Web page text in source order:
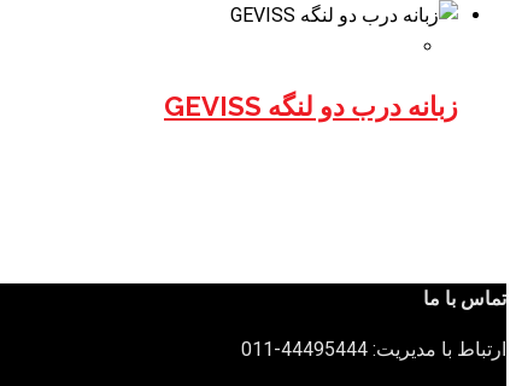
زبانه درب دو لنگه GEVISS
تماس با ما
ارتباط با مدیریت: 44495444-011